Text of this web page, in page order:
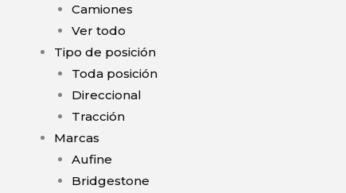
Camiones
Ver todo
Tipo de posición
Toda posición
Direccional
Tracción
Marcas
Aufine
Bridgestone